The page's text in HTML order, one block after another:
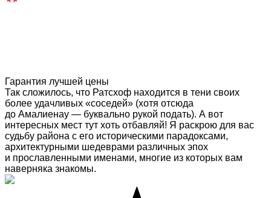
Гарантия лучшей цены
Так сложилось, что Ратсхоф находится в тени своих
более удачливых «соседей» (хотя отсюда
до Амалиенау — буквально рукой подать). А вот
интересных мест тут хоть отбавляй! Я раскрою для вас
судьбу района с его историческими парадоксами,
архитектурными шедеврами различных эпох
и прославленными именами, многие из которых вам
наверняка знакомы.